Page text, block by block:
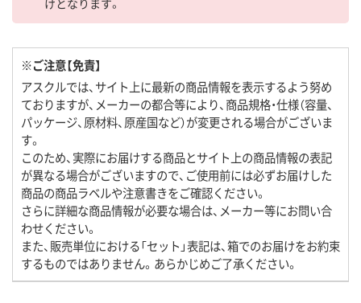
※ご注意【免責】
アスクルでは、サイト上に最新の商品情報を表示するよう努め
ておりますが、メーカーの都合等により、商品規格・仕様（容量、
パッケージ、原材料、原産国など）が変更される場合がございま
す。
このため、実際にお届けする商品とサイト上の商品情報の表記
が異なる場合がございますので、ご使用前には必ずお届けした
商品の商品ラベルや注意書きをご確認ください。
さらに詳細な商品情報が必要な場合は、メーカー等にお問い合
わせください。
また、販売単位における「セット」表記は、箱でのお届けをお約束
するものではありません。あらかじめご了承ください。